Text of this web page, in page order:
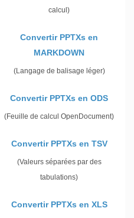
calcul)
Convertir PPTXs en
MARKDOWN
(Langage de balisage léger)
Convertir PPTXs en ODS
(Feuille de calcul OpenDocument)
Convertir PPTXs en TSV
(Valeurs séparées par des
tabulations)
Convertir PPTXs en XLS